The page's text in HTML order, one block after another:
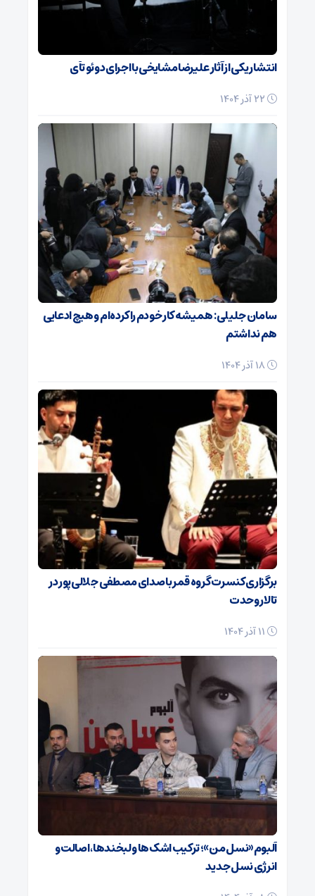
انتشار یکی از آثار علیرضا مشایخی با اجرای دوئو تآی
سامان جلیلی: همیشه کار خودم را کرده‌ام و هیچ ادعایی
هم نداشتم
برگزاری کنسرت گروه قمر با صدای مصطفی جلالی‌پور در
تالار وحدت
آلبوم «نسل من»؛ ترکیب اشک‌ها و لبخندها، اصالت و
انرژی نسل جدید